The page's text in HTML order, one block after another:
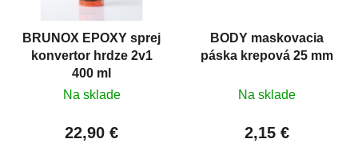
BRUNOX EPOXY sprej
konvertor hrdze 2v1
400 ml
Na sklade
22,90 €
BODY maskovacia
páska krepová 25 mm
Na sklade
2,15 €